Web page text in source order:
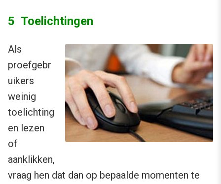
5 Toelichtingen
Als
proefgebr
uikers
weinig
toelichting
en lezen
of
aanklikken,
vraag hen dat dan op bepaalde momenten te